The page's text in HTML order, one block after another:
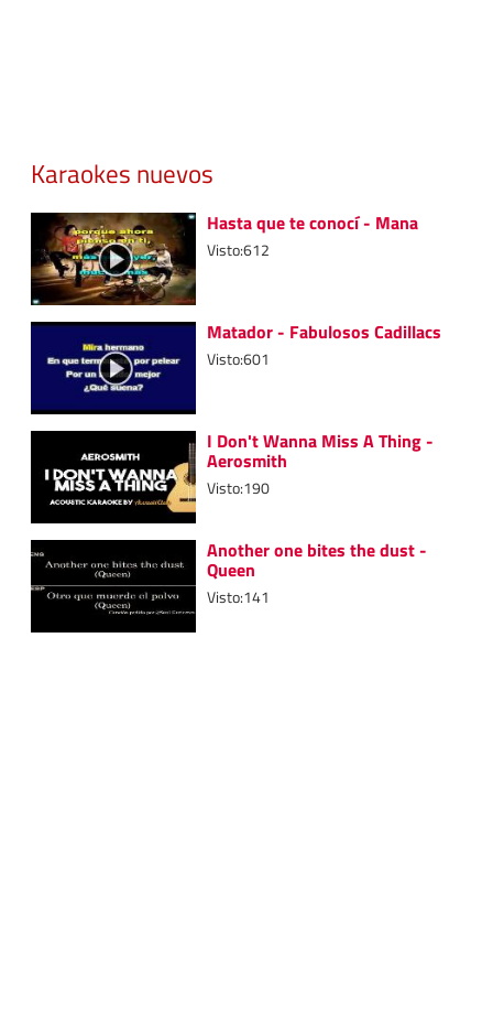
Karaokes nuevos
Hasta que te conocí - Mana
Visto:612
Matador - Fabulosos Cadillacs
Visto:601
I Don't Wanna Miss A Thing -
Aerosmith
Visto:190
Another one bites the dust -
Queen
Visto:141